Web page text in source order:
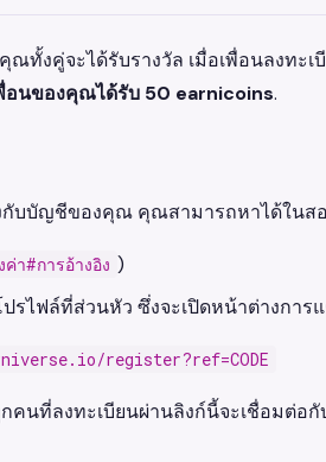
ณทั้งคู่จะได้รับรางวัล เมื่อเพื่อนลงท
นของคุณได้รับ 50 earnicoins.
บบัญชีของคุณ คุณสามารถหาได้ในส
า#การอ้างอิง )
ปรไฟล์ที่ส่วนหัว ซึ่งจะเปิดหน้าต่างการ
register?ref=CODE
นที่ลงทะเบียนผ่านลิงก์นี้จะเชื่อมต่อ